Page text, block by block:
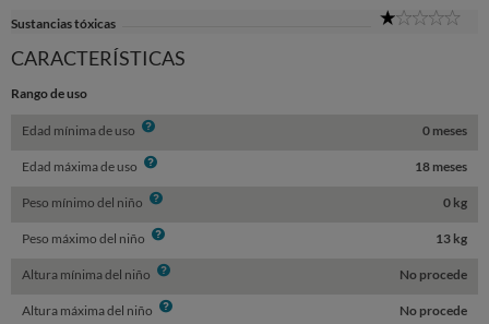
Sustancias tóxicas
CARACTERÍSTICAS
Rango de uso
Edad mínima de uso Info 0 meses
Edad máxima de uso Info 18 meses
Peso mínimo del niño Info 0 kg
Peso máximo del niño Info 13 kg
Altura mínima del niño Info No procede
Altura máxima del niño Info No procede